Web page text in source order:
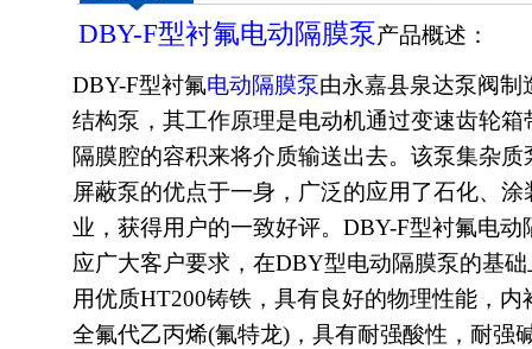
DBY-F型衬氟电动隔膜泵产品概述：
DBY-F型衬氟电动隔膜泵由永嘉县泉达泵阀制
结构泵，其工作原理是电动机通过变速齿轮
隔膜腔的容积来将介质输送出去。该泵集杂
屏蔽泵的优点于一身，广泛的应用了石化、
业，获得用户的一致好评。DBY-F型衬氟电
应广大客户要求，在DBY型电动隔膜泵的基
用优质HT200铸铁，具有良好的物理性能，
全氟代乙丙烯(氟特龙)，具有耐强酸性，耐强